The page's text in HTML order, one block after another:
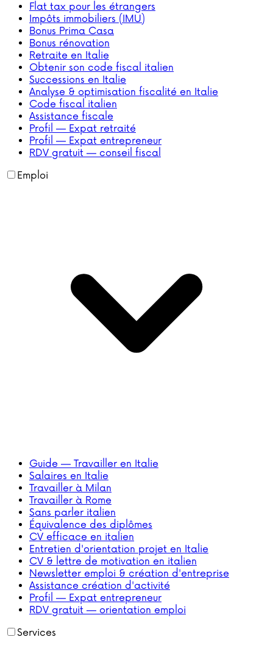
Flat tax pour les étrangers
Impôts immobiliers (IMU)
Bonus Prima Casa
Bonus rénovation
Retraite en Italie
Obtenir son code fiscal italien
Successions en Italie
Analyse & optimisation fiscalité en Italie
Code fiscal italien
Assistance fiscale
Profil — Expat retraité
Profil — Expat entrepreneur
RDV gratuit — conseil fiscal
Emploi
Guide — Travailler en Italie
Salaires en Italie
Travailler à Milan
Travailler à Rome
Sans parler italien
Équivalence des diplômes
CV efficace en italien
Entretien d'orientation projet en Italie
CV & lettre de motivation en italien
Newsletter emploi & création d'entreprise
Assistance création d'activité
Profil — Expat entrepreneur
RDV gratuit — orientation emploi
Services